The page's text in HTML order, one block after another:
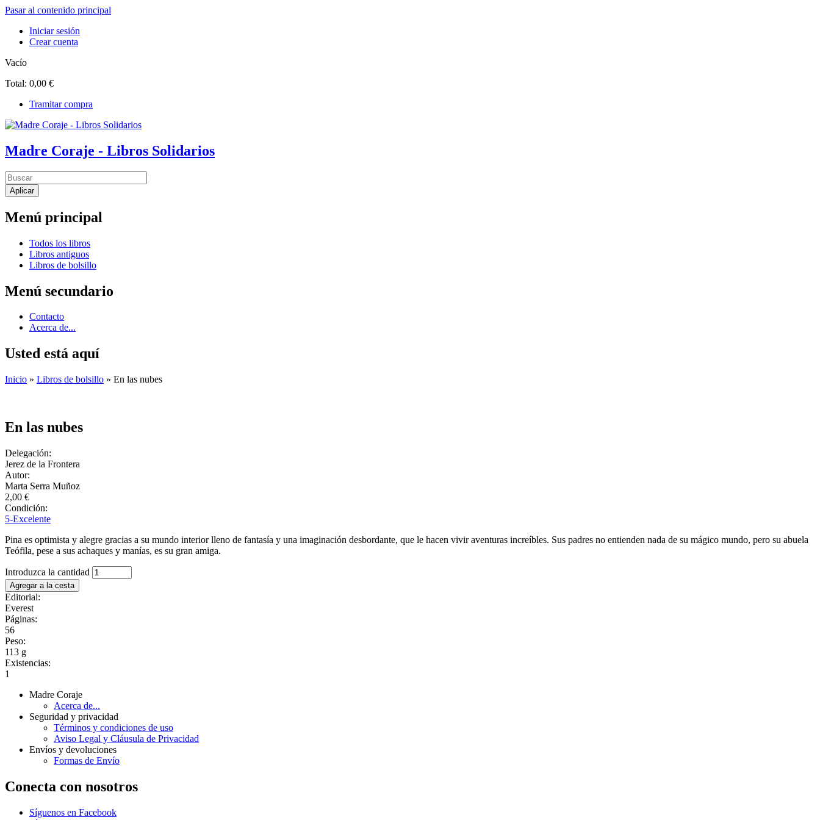
Pasar al contenido principal
Iniciar sesión
Crear cuenta
Vacío
Total: 0,00 €
Tramitar compra
Madre Coraje - Libros Solidarios
Menú principal
Todos los libros
Libros antiguos
Libros de bolsillo
Menú secundario
Contacto
Acerca de...
Usted está aquí
Inicio » Libros de bolsillo » En las nubes
En las nubes
Delegación:
Jerez de la Frontera
Autor:
Marta Serra Muñoz
2,00 €
Condición:
5-Excelente
Pina es optimista y alegre gracias a su mundo interior lleno de fantasía y una imaginación desbordante, que le hacen vivir aventuras increíbles. Sus padres no entienden nada de su mágico mundo, pero su abuela
Teófila, pese a sus achaques y manías, es su gran amiga.
Introduzca la cantidad
Editorial:
Everest
Páginas:
56
Peso:
113 g
Existencias:
1
Madre Coraje
Acerca de...
Seguridad y privacidad
Términos y condiciones de uso
Aviso Legal y Cláusula de Privacidad
Envíos y devoluciones
Formas de Envío
Conecta con nosotros
Síguenos en Facebook